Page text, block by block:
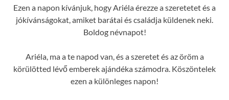
Ezen a napon kívánjuk, hogy Ariéla érezze a szeretetet és a
jókívánságokat, amiket barátai és családja küldenek neki.
Boldog névnapot!
Ariéla, ma a te napod van, és a szeretet és az öröm a
körülötted lévő emberek ajándéka számodra. Köszöntelek
ezen a különleges napon!